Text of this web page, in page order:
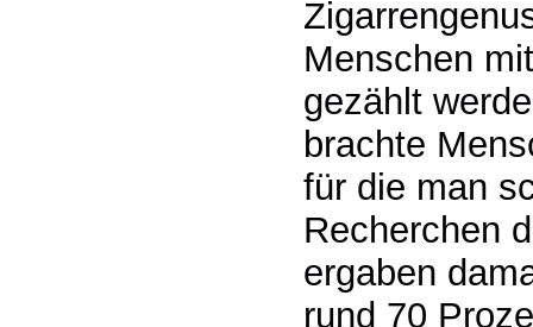
Menschen
gezählt
brachte
für die man
Recherchen
ergaben
rund 70